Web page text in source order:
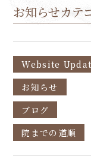
お知らせカテ
Website
お知らせ
ブログ
院までの道順